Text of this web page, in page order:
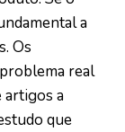
a
Os
real
artigos a
que